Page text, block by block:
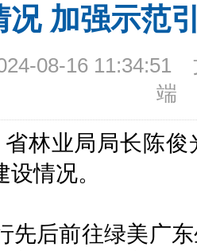
况 加强示范
08-16 11:34:51
端
省林业局局长陈
情况。
先后前往绿美广